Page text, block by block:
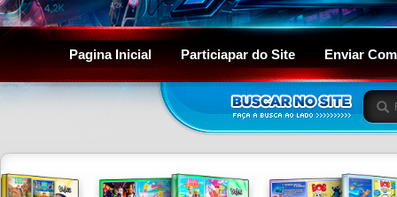
Pagina Inicial Particiapar do Site Enviar